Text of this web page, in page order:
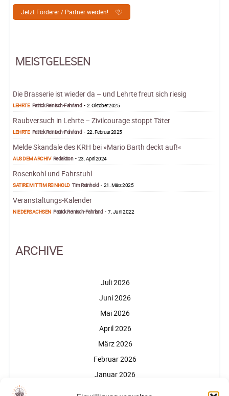
Jetzt Förderer / Partner werden!
MEISTGELESEN
Die Brasserie ist wieder da – und Lehrte freut sich riesig
LEHRTE Patrick Reinisch-Fahrland - 2. Oktober 2025
Raubversuch in Lehrte – Zivilcourage stoppt Täter
LEHRTE Patrick Reinisch-Fahrland - 22. Februar 2025
Melde Skandale des KRH bei »Mario Barth deckt auf!«
AUS DEM ARCHIV Redaktion - 23. April 2024
Rosenkohl und Fahrstuhl
SATIRE MIT TIM REINHOLD Tim Reinhold - 21. März 2025
Veranstaltungs-Kalender
NIEDERSACHSEN Patrick Reinisch-Fahrland - 7. Juni 2022
ARCHIVE
Juli 2026
Juni 2026
Mai 2026
April 2026
März 2026
Februar 2026
Januar 2026